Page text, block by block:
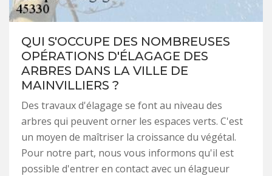
QUI S'OCCUPE DES NOMBREUSES
OPÉRATIONS D'ÉLAGAGE DES
ARBRES DANS LA VILLE DE
MAINVILLIERS ?
Des travaux d'élagage se font au niveau des
arbres qui peuvent orner les espaces verts. C'est
un moyen de maîtriser la croissance du végétal.
Pour notre part, nous vous informons qu'il est
possible d'entrer en contact avec un élagueur